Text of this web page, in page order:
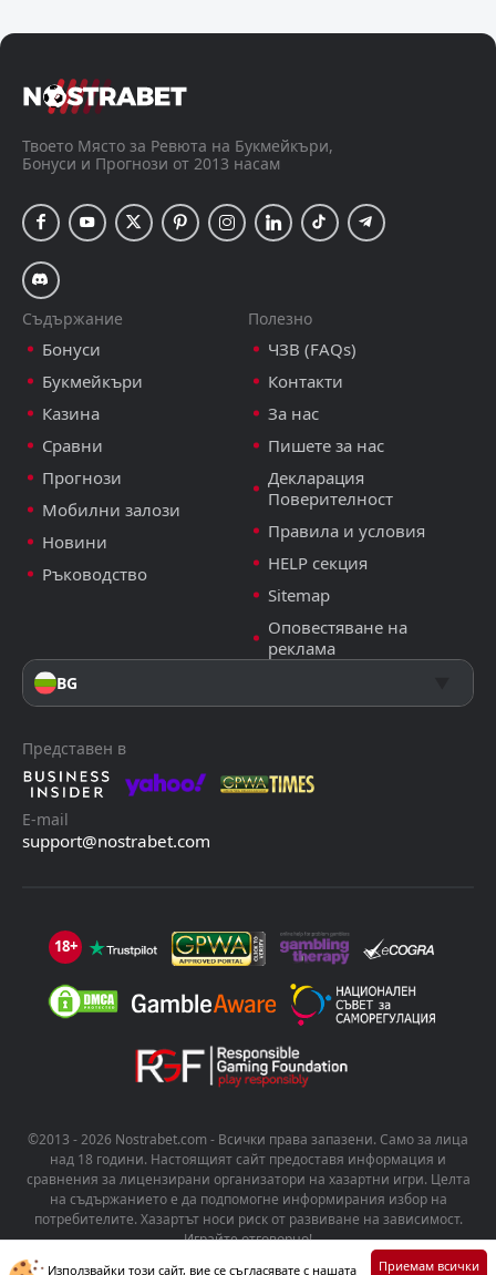
Използвайки този сайт, вие се съгласявате с нашата Приемам всички
Дънди Юнайтед
Мъдъруел
ФК Фолкърк
Scotland Premiership - England, 9 август 17:00
Твоето Място за Ревюта на Букмейкъри,
Бонуси и Прогнози от 2013 насам
Съдържание
Бонуси
Букмейкъри
Казина
Сравни
Прогнози
Мобилни залози
Новини
Ръководство
Полезно
ЧЗВ (FAQs)
Контакти
За нас
Пишете за нас
Декларация
Поверителност
Правила и условия
HELP секция
Sitemap
Оповестяване на
реклама
BG
Представен в
E-mail
support@nostrabet.com
18+
©2013 - 2026 Nostrabet.com - Всички пpaвa зaпaзeни. Само за лица
над 18 години. Настоящият сайт предоставя информация и
сравнения за лицензирани организатори на хазартни игри. Целта
на съдържанието е да подпомогне информирания избор на
потребителите. Хазартът носи риск от развиване на зависимост.
Играйте отговорно!